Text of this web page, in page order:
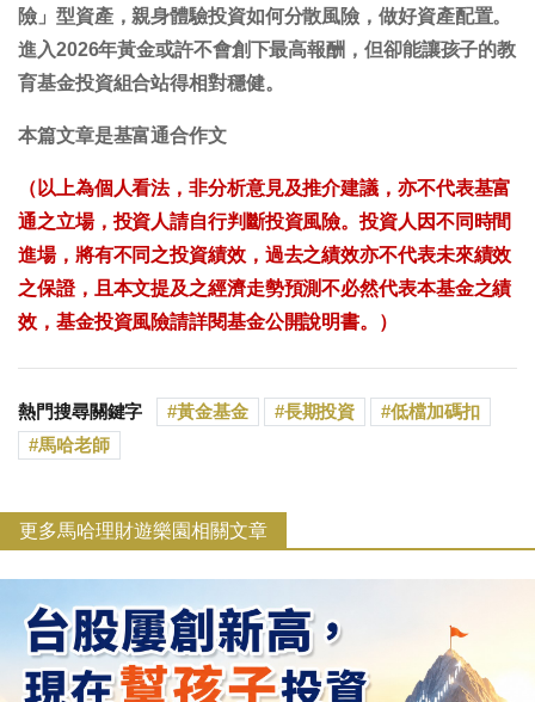
險」型資產，親身體驗投資如何分散風險，做好資產配置。
進入2026年黃金或許不會創下最高報酬，但卻能讓孩子的教
育基金投資組合站得相對穩健。
本篇文章是基富通合作文
（以上為個人看法，非分析意見及推介建議，亦不代表基富
通之立場，投資人請自行判斷投資風險。投資人因不同時間
進場，將有不同之投資績效，過去之績效亦不代表未來績效
之保證，且本文提及之經濟走勢預測不必然代表本基金之績
效，基金投資風險請詳閱基金公開說明書。）
熱門搜尋關鍵字 黃金基金 長期投資
低檔加碼扣
馬哈老師
更多馬哈理財遊樂園相關文章